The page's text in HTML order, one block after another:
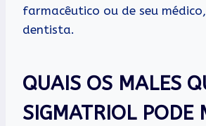
farmacêutico ou de seu
dentista.
QUAIS OS MALES
SIGMATRIOL PODE